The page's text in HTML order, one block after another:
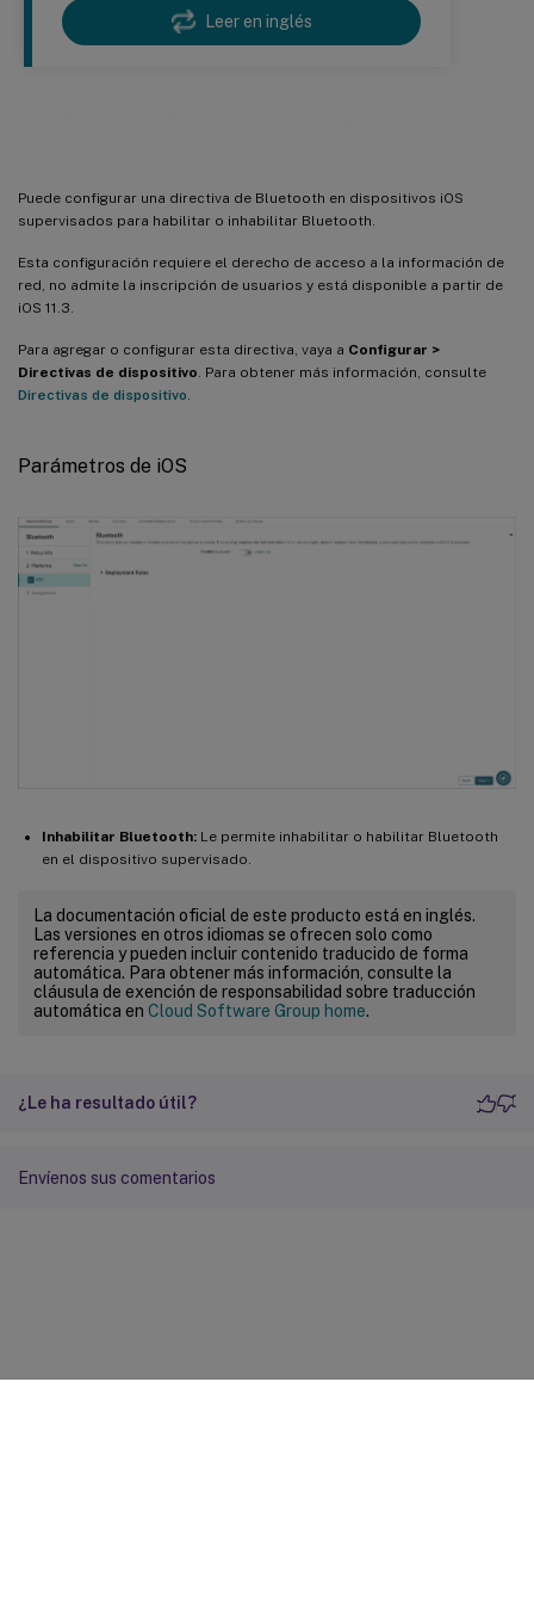
Leer en inglés
Puede configurar una directiva de Bluetooth en dispositivos iOS
supervisados para habilitar o inhabilitar Bluetooth.
Esta configuración requiere el derecho de acceso a la información de
red, no admite la inscripción de usuarios y está disponible a partir de
iOS 11.3.
Para agregar o configurar esta directiva, vaya a Configurar >
Directivas de dispositivo . Para obtener más información, consulte
Directivas de dispositivo
Parámetros de iOS
Inhabilitar Bluetooth: Le permite inhabilitar o habilitar Bluetooth
en el dispositivo supervisado.
La documentación oficial de este producto está en inglés.
Las versiones en otros idiomas se ofrecen solo como
referencia y pueden incluir contenido traducido de forma
automática. Para obtener más información, consulte la
cláusula de exención de responsabilidad sobre traducción
automática en Cloud Software Group home.
¿Le ha resultado útil?
Envíenos sus comentarios